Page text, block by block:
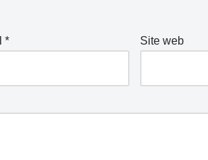
* Site web